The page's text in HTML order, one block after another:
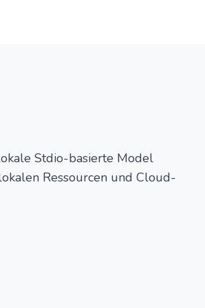
Stdio-basierte Model
Ressourcen und Cloud-